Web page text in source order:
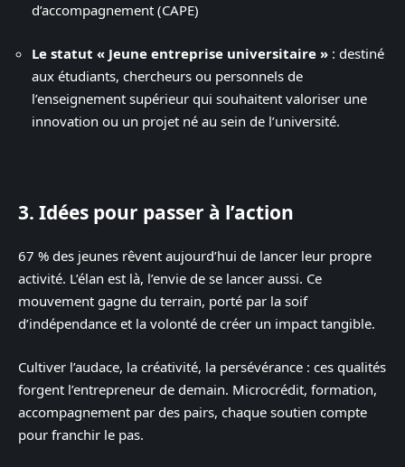
d’accompagnement (CAPE)
Le statut « Jeune entreprise universitaire » : destiné
aux étudiants, chercheurs ou personnels de
l’enseignement supérieur qui souhaitent valoriser une
innovation ou un projet né au sein de l’université.
3. Idées pour passer à l’action
67 % des jeunes rêvent aujourd’hui de lancer leur propre
activité. L’élan est là, l’envie de se lancer aussi. Ce
mouvement gagne du terrain, porté par la soif
d’indépendance et la volonté de créer un impact tangible.
Cultiver l’audace, la créativité, la persévérance : ces qualités
forgent l’entrepreneur de demain. Microcrédit, formation,
accompagnement par des pairs, chaque soutien compte
pour franchir le pas.